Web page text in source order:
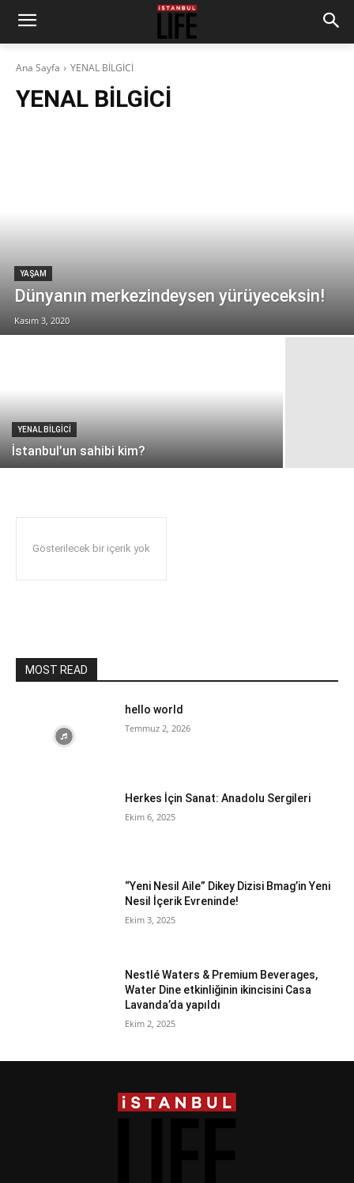
Ana Sayfa YENAL BİLGİCİ
YENAL BİLGİCİ
YAŞAM
Dünyanın merkezindeysen yürüyeceksin!
Kasım 3, 2020
YENAL BİLGİCİ
İstanbul’un sahibi kim?
Gösterilecek bir içerik yok
MOST READ
hello world
Temmuz 2, 2026
Herkes İçin Sanat: Anadolu Sergileri
Ekim 6, 2025
“Yeni Nesil Aile” Dikey Dizisi Bmag’in Yeni
Nesil İçerik Evreninde!
Ekim 3, 2025
Nestlé Waters & Premium Beverages,
Water Dine etkinliğinin ikincisini Casa
Lavanda’da yapıldı
Ekim 2, 2025